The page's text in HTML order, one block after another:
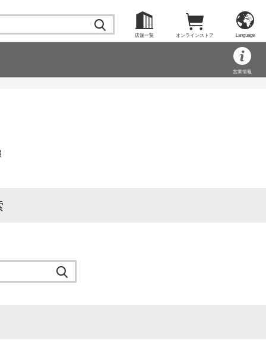
Language
オンラインストア
店舗一覧
営業情報